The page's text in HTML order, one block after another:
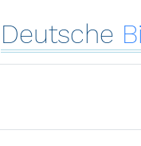
Deutsche